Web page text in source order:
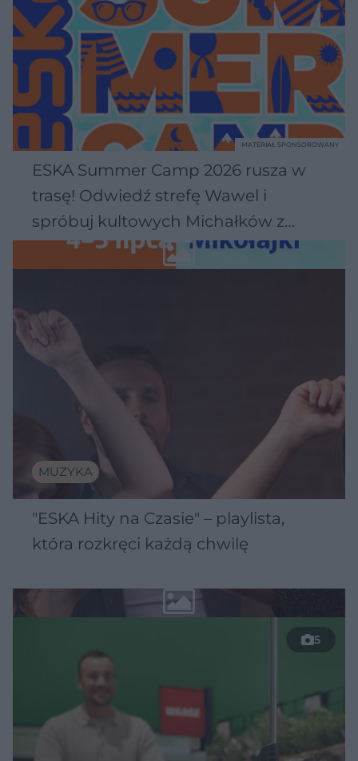
ESKA Summer Camp 2026 rusza w
trasę! Odwiedź strefę Wawel i
spróbuj kultowych Michałków z
Wawelu
MATERIAŁ SPONSOROWANY
MUZYKA
"ESKA Hity na Czasie" – playlista,
która rozkręci każdą chwilę
5